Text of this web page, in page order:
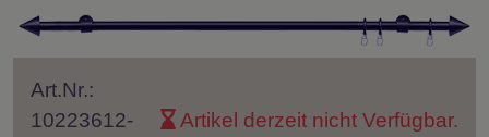
Art.Nr.:
10223612-
Artikel derzeit nicht Verfügbar.